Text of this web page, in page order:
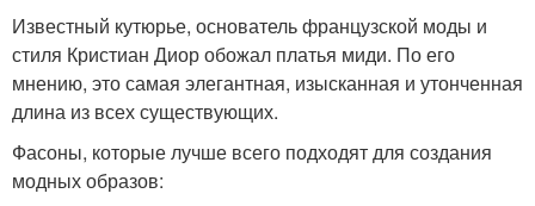
Известный кутюрье, основатель французской моды и
стиля Кристиан Диор обожал платья миди. По его
мнению, это самая элегантная, изысканная и утонченная
длина из всех существующих.
Фасоны, которые лучше всего подходят для создания
модных образов: